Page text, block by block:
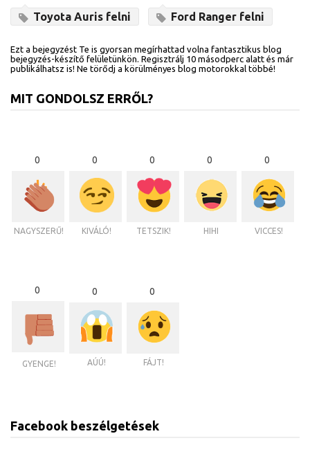
Toyota Auris felni Ford Ranger felni
Ezt a bejegyzést Te is gyorsan megírhattad volna fantasztikus blog
bejegyzés-készítő felületünkön. Regisztrálj 10 másodperc alatt és már
publikálhatsz is! Ne törődj a körülményes blog motorokkal többé!
MIT GONDOLSZ ERRŐL?
0
NAGYSZERŰ!
0
KIVÁLÓ!
0
TETSZIK!
0
HIHI
0
VICCES!
0
GYENGE!
0
AÚÚ!
0
FÁJT!
Facebook beszélgetések